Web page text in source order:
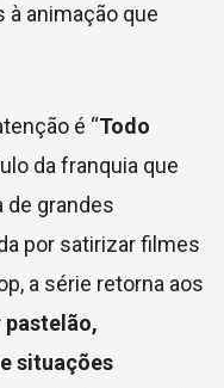
à animação que
é “Todo
da franquia que
de grandes
por satirizar filmes
a série retorna aos
pastelão,
situações